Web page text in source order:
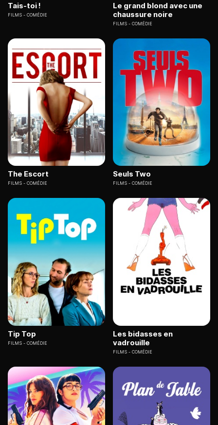
Tais-toi !
FILMS COMÉDIE
Le grand blond avec une
chaussure noire
FILMS COMÉDIE
The Escort
FILMS COMÉDIE
Seuls Two
FILMS COMÉDIE
Tip Top
FILMS COMÉDIE
Les bidasses en
vadrouille
FILMS COMÉDIE